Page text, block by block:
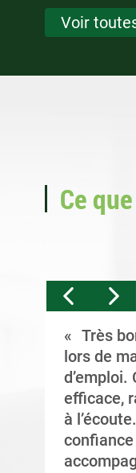
Voir
Ce
Très
lors de
d’emploi.
efficace,
à